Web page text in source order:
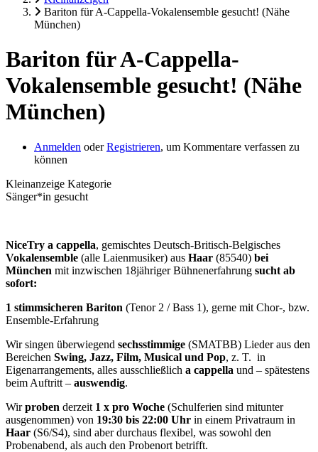
Bariton für A-Cappella-Vokalensemble gesucht! (Nähe
München)
Bariton für A-Cappella-
Vokalensemble gesucht! (Nähe
München)
Anmelden oderRegistrieren, um Kommentare verfassen zu
können
Kleinanzeige Kategorie
Sänger*in gesucht
NiceTry a cappella, gemischtes Deutsch-Britisch-Belgisches
Vokalensemble (alle Laienmusiker) aus Haar (85540) bei
München mit inzwischen 18jähriger Bühnenerfahrung sucht ab
sofort:
1 stimmsicheren Bariton (Tenor 2 / Bass 1), gerne mit Chor-, bzw.
Ensemble-Erfahrung
Wir singen überwiegend sechsstimmige (SMATBB) Lieder aus den
Bereichen Swing, Jazz, Film, Musical und Pop, z. T. in
Eigenarrangements, alles ausschließlich a cappella und – spätestens
beim Auftritt – auswendig.
Wirproben derzeit 1 x pro Woche (Schulferien sind mitunter
ausgenommen) von 19:30 bis 22:00 Uhr in einem Privatraum in
Haar (S6/S4), sind aber durchaus flexibel, was sowohl den
Probenabend, als auch den Probenort betrifft.